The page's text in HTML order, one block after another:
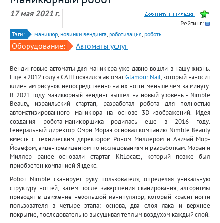
17 мая 2021 г.
Рейтинг:
Тэги: маникюр, новинки вендинга, роботизация, роботы
Оборудование: Автоматы услуг
Вендинговые автоматы для маникюра уже давно вошли в нашу жизнь.
Еще в 2012 году в САШ появился автоматGlamour Nail, который наносит
клиентам рисунок непосредственно на их ногти меньше чем за минуту.
В 2021 году маникюрный вендинг вышел на новый уровень - Nimble
Beauty, израильский стартап, разработал робота для полностью
автоматизированного маникюра на основе 3D-изображений. Идея
создания робота-маникюрщика родилась еще в 2016 году.
Генеральный директор Омри Моран основал компанию Nimble Beauty
вместе с техническим директором Роном Миллером и Авичай Мор-
Йозефом, вице-президентом по исследованиям и разработкам. Моран и
Миллер ранее основали стартап KitLocate, который позже был
приобретен компанией Яндекс.
Робот Nimble сканирует руку пользователя, определяя уникальную
структуру ногтей, затем после завершения сканирования, алгоритмы
приводят в движение небольшой манипулятор, который красит ногти
пользователя в четыре этапа: основа, два слоя лака и верхнее
покрытие, последовательно высушивая теплым воздухом каждый слой.